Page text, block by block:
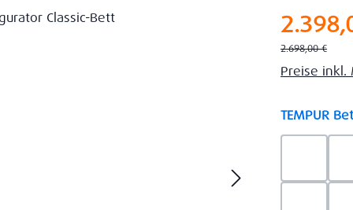
Regulärer Preis:
2.698,00 €
Preise inkl.
TEMPUR